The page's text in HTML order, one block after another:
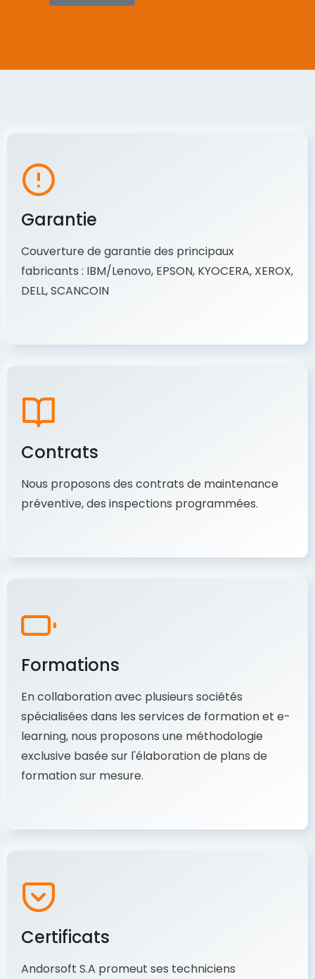
Garantie
Couverture de garantie des principaux
fabricants : IBM/Lenovo, EPSON, KYOCERA, XEROX,
DELL, SCANCOIN
Contrats
Nous proposons des contrats de maintenance
préventive, des inspections programmées.
Formations
En collaboration avec plusieurs sociétés
spécialisées dans les services de formation et e-
learning, nous proposons une méthodologie
exclusive basée sur l'élaboration de plans de
formation sur mesure.
Certificats
Andorsoft S.A promeut ses techniciens